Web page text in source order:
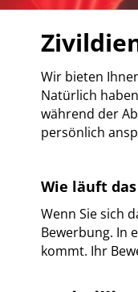
Wir bieten
Natürlich
während der
persönlich
Wie läuft
Wenn Sie sich
Bewerbung. In
kommt. Ihr